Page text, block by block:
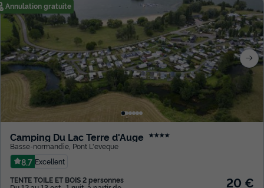
Annulation gratuite
Camping Du Lac Terre d'Auge ★★★★
Basse-normandie Pont L'eveque
8.7 Excellent
TENTE TOILE ET BOIS 2 personnes
20 €